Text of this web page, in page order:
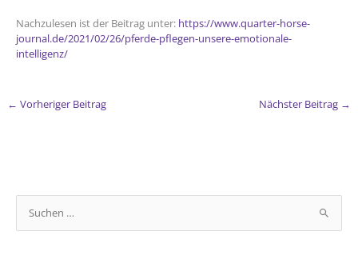
Nachzulesen ist der Beitrag unter: https://www.quarter-horse-
journal.de/2021/02/26/pferde-pflegen-unsere-emotionale-
intelligenz/
← Vorheriger Beitrag Nächster Beitrag →